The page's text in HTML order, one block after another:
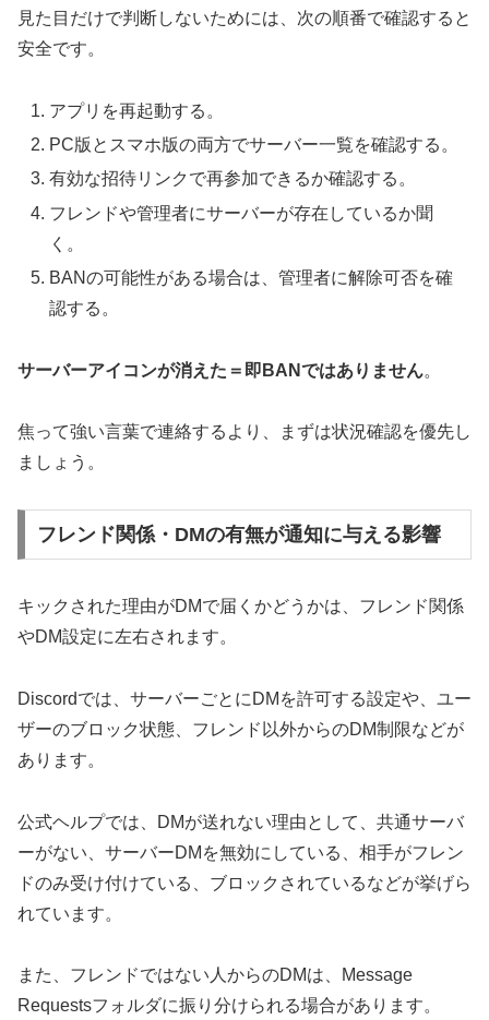
見た目だけで判断しないためには、次の順番で確認すると
安全です。
アプリを再起動する。
PC版とスマホ版の両方でサーバー一覧を確認する。
有効な招待リンクで再参加できるか確認する。
フレンドや管理者にサーバーが存在しているか聞
く。
BANの可能性がある場合は、管理者に解除可否を確
認する。
サーバーアイコンが消えた＝即BANではありません。
焦って強い言葉で連絡するより、まずは状況確認を優先し
ましょう。
フレンド関係・DMの有無が通知に与える影響
キックされた理由がDMで届くかどうかは、フレンド関係
やDM設定に左右されます。
Discordでは、サーバーごとにDMを許可する設定や、ユー
ザーのブロック状態、フレンド以外からのDM制限などが
あります。
公式ヘルプでは、DMが送れない理由として、共通サーバ
ーがない、サーバーDMを無効にしている、相手がフレン
ドのみ受け付けている、ブロックされているなどが挙げら
れています。
また、フレンドではない人からのDMは、Message
Requestsフォルダに振り分けられる場合があります。